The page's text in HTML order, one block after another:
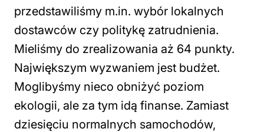
przedstawiliśmy m.in. wybór lokalnych
dostawców czy politykę zatrudnienia.
Mieliśmy do zrealizowania aż 64 punkty.
Największym wyzwaniem jest budżet.
Moglibyśmy nieco obniżyć poziom
ekologii, ale za tym idą finanse. Zamiast
dziesięciu normalnych samochodów,